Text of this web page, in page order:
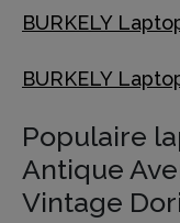
BURKELY
BURKELY
Populaire
Antique
Vintage